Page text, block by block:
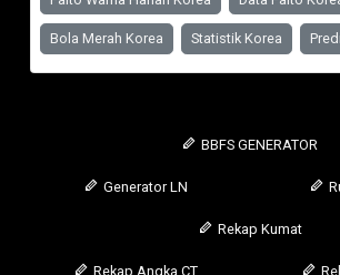
Bola Merah Korea Statistik Korea
BBFS GENERATOR
Generator LN
Rekap Kumat
Rekap Angka CT